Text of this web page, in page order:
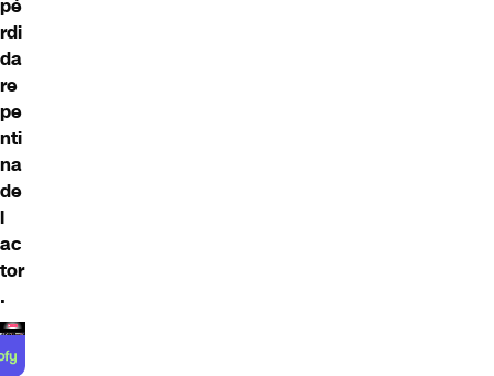
pé
rdi
da
re
pe
nti
na
de
l
ac
tor
.